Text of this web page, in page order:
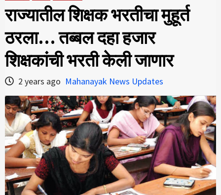
राज्यातील शिक्षक भरतीचा मुहूर्त
ठरला… तब्बल दहा हजार
शिक्षकांची भरती केली जाणार
2 years ago Mahanayak News Updates